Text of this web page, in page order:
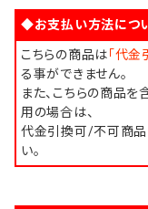
◆お支払い方法につ
こちらの商品は「代金
る事ができません。
また、こちらの商品
用の場合は、
代金引換可/不可商品
い。